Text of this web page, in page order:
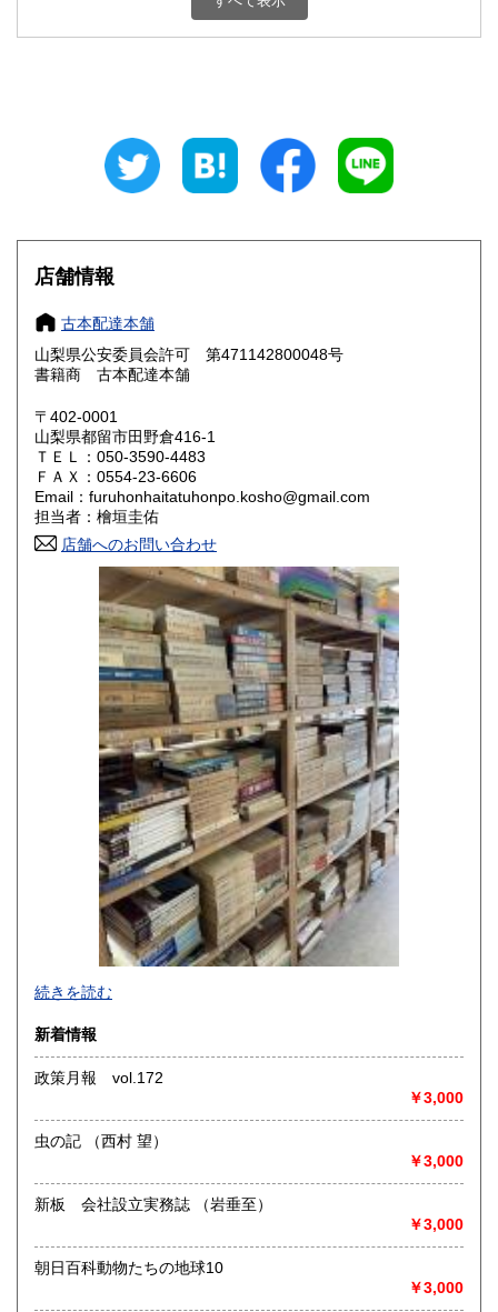
800円 三重県
大阪府
奈良県
鳥取県 800円 島根県
岡山県
山口県 800円
香川県 800円 愛媛県
高知県 800円
800円 長崎県
800円 大分県
800円 鹿児島県
1,500円
店舗情報
古本配達本舗
山梨県公安委員会許可 第471142800048号
書籍商 古本配達本舗
〒402-0001
山梨県都留市田野倉416-1
ＴＥＬ：050-3590-4483
ＦＡＸ：0554-23-6606
Email：furuhonhaitatuhonpo.kosho@gmail.com
担当者：檜垣圭佑
店舗へのお問い合わせ
-
沿線名：-
最寄駅：-
営業時間：-
定休日：-
書籍の買取について
取り扱い分野
総記、哲学宗教、歴史、社会科学、自然科学、美術工芸、国
語国文、外国文学、古典籍、近代文献、趣味、外国書、サブ
カルチャー、古書一般（その他）
続きを読む
新着情報
政策月報 vol.172
￥3,000
虫の記 （西村 望）
￥3,000
新板 会社設立実務誌 （岩垂至）
￥3,000
朝日百科動物たちの地球10
￥3,000